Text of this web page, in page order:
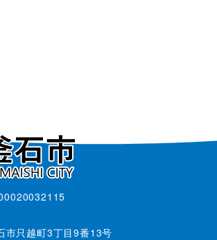
只越町3丁目9番13号